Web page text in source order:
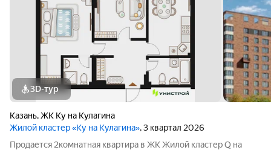
3D-тур
Казань,ЖК Ку на Кулагина
Жилой кластер «Ку на Кулагина», 3 квартал 2026
Продается 2комнатная квартира в ЖК Жилой кластер Q на